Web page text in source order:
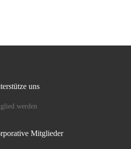
uns
werden
Mitglieder